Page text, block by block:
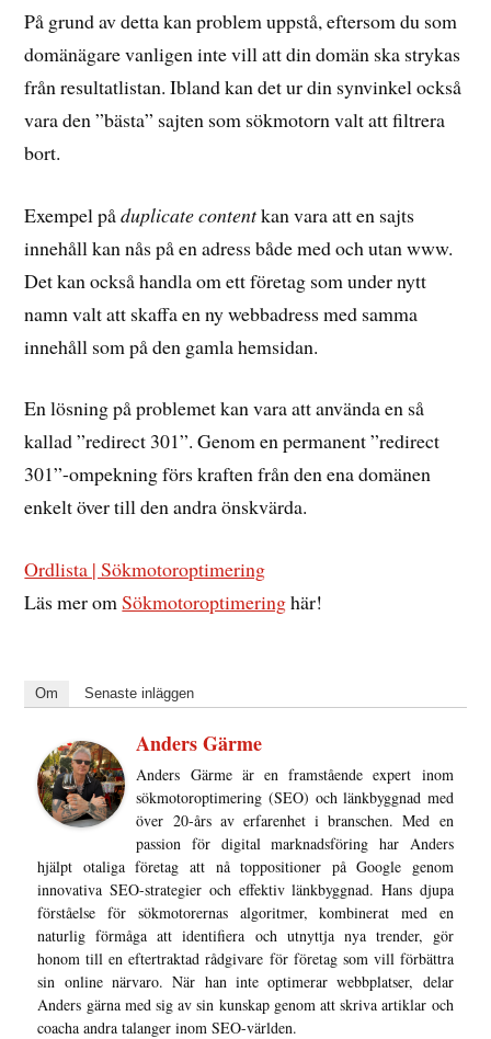
På grund av detta kan problem uppstå, eftersom du som
domänägare vanligen inte vill att din domän ska strykas
från resultatlistan. Ibland kan det ur din synvinkel också
vara den ”bästa” sajten som sökmotorn valt att filtrera
bort.
Exempel påduplicate contentkan vara att en sajts
innehåll kan nås på en adress både med och utan www.
Det kan också handla om ett företag som under nytt
namn valt att skaffa en ny webbadress med samma
innehåll som på den gamla hemsidan.
En lösning på problemet kan vara att använda en så
kallad ”redirect 301”. Genom en permanent ”redirect
301”-ompekning förs kraften från den ena domänen
enkelt över till den andra önskvärda.
Ordlista | Sökmotoroptimering
Läs mer omSökmotoroptimeringhär!
Om Senaste inläggen
Anders Gärme
Anders Gärme är en framstående expert inom
sökmotoroptimering (SEO) och länkbyggnad med
över 20-års av erfarenhet i branschen. Med en
passion för digital marknadsföring har Anders
hjälpt otaliga företag att nå toppositioner på Google genom
innovativa SEO-strategier och effektiv länkbyggnad. Hans djupa
förståelse för sökmotorernas algoritmer, kombinerat med en
naturlig förmåga att identifiera och utnyttja nya trender, gör
honom till en eftertraktad rådgivare för företag som vill förbättra
sin online närvaro. När han inte optimerar webbplatser, delar
Anders gärna med sig av sin kunskap genom att skriva artiklar och
coacha andra talanger inom SEO-världen.